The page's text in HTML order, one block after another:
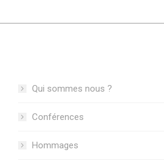
Qui sommes nous ?
Conférences
Hommages